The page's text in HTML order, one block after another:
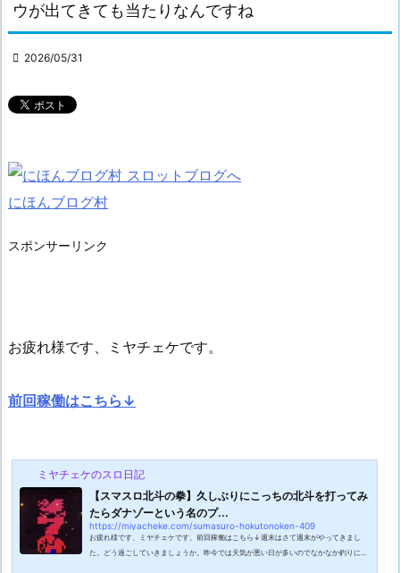
ウが出てきても当たりなんですね
 2026/05/31
にほんブログ村
スポンサーリンク
お疲れ様です、ミヤチェケです。
前回稼働はこちら↓
ミヤチェケのスロ日記
【スマスロ北斗の拳】久しぶりにこっちの北斗を打ってみ
たらダナゾーという名のプ...
https://miyacheke.com/sumasuro-hokutonoken-409
お疲れ様です、ミヤチェケです。前回稼働はこちら↓週末はさて週末がやってきまし
た。どう過ごしていきましょうか。昨今では天気が悪い日が多いのでなかなか釣りに行